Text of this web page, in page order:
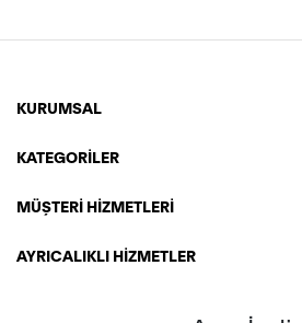
KURUMSAL
KATEGORİLER
MÜŞTERİ HİZMETLERİ
AYRICALIKLI HİZMETLER